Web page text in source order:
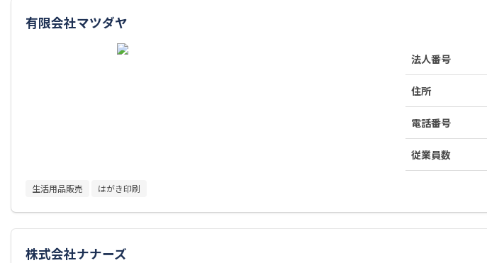
有限会社マツダヤ
法人番号
住所
電話番号
従業員数
生活用品販売 はがき印刷
株式会社ナナーズ